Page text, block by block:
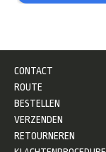
CONTACT
ROUTE
BESTELLEN
VERZENDEN
RETOURNEREN